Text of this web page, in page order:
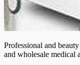
Professional and
and wholesale medical